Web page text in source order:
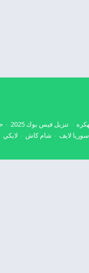
تنزيل فيس بوك 2025
سوريا لايف شام كاش لايكي